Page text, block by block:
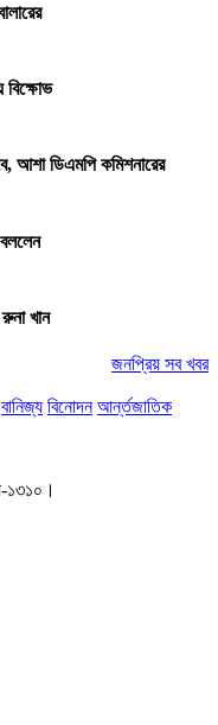
বিক্ষোভ
আশা ডিএমপি কমিশনারের
খান
জনপ্রিয় সব খবর
বানিজ্য বিনোদন আর্ন্তজাতিক
১৩১০।